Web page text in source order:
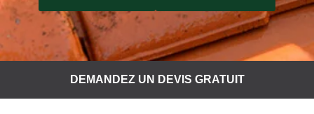
DEMANDEZ UN DEVIS GRATUIT